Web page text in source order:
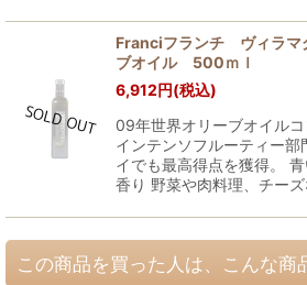
Franciフランチ ヴィラ
ブオイル 500ｍｌ
6,912円(税込)
09年世界オリーブオイルコ
インテンソフルーティー部
イでも最高得点を獲得。
香り 野菜や肉料理、チー
この商品を買った人は、こんな商